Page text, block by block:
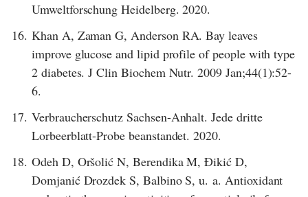
Umweltforschung Heidelberg. 2020.
16. Khan A, Zaman G, Anderson RA. Bay leaves
improve glucose and lipid profile of people with type
2 diabetes. J Clin Biochem Nutr. 2009 Jan;44(1):52-
6.
17. Verbraucherschutz Sachsen-Anhalt. Jede dritte
Lorbeerblatt-Probe beanstandet. 2020.
18. Odeh D, Oršolić N, Berendika M, Đikić D,
Domjanić Drozdek S, Balbino S, u. a. Antioxidant